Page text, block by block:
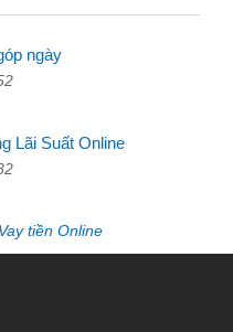
ngày
Lãi Suất Online
Vay tiền Online